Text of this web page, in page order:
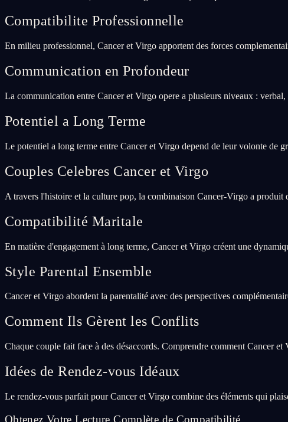
Compatibilite Professionnelle
En milieu professionnel, Cancer et Virgo apportent des forces
Communication en Profondeur
La communication entre Cancer et Virgo opere a plusieurs niveaux : verbal,
Potentiel a Long Terme
Le potentiel a long terme entre Cancer et Virgo depend de leur volonte de
Couples Celebres Cancer et Virgo
A travers l'histoire et la culture pop, la combinaison Cancer-Virgo a produit
Compatibilité Maritale
En matière d'engagement à long terme, Cancer et Virgo créent une
Style Parental Ensemble
Cancer et Virgo abordent la parentalité avec des perspectives
Comment Ils Gèrent les Conflits
Chaque couple fait face à des désaccords. Comprendre comment
Idées de Rendez-vous Idéaux
Le rendez-vous parfait pour Cancer et Virgo combine des éléments qui
Obtenez Votre Lecture Complète de Compatibilité